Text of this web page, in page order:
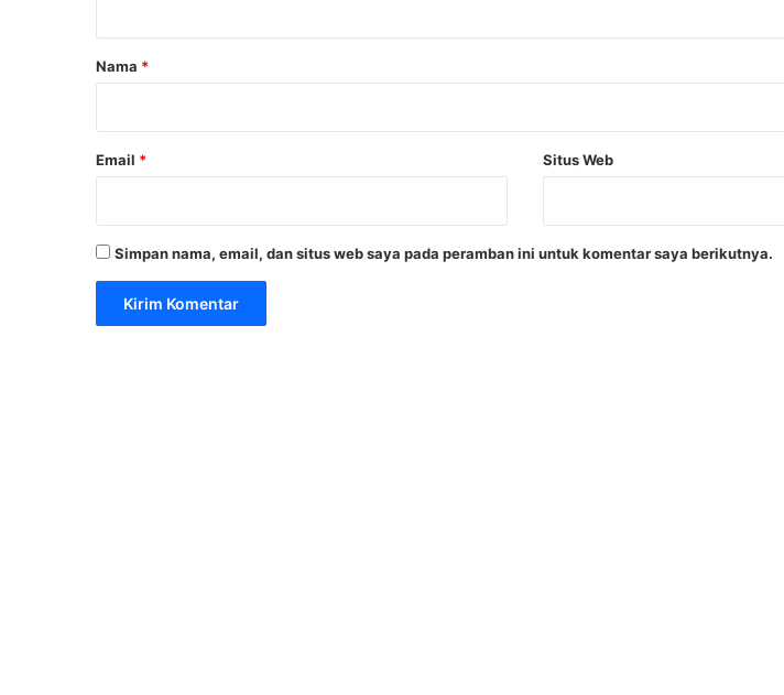
rNama *
Email * Situs Web
Simpan nama, email, dan situs web saya pada peramban ini untuk komentar saya berikutnya.